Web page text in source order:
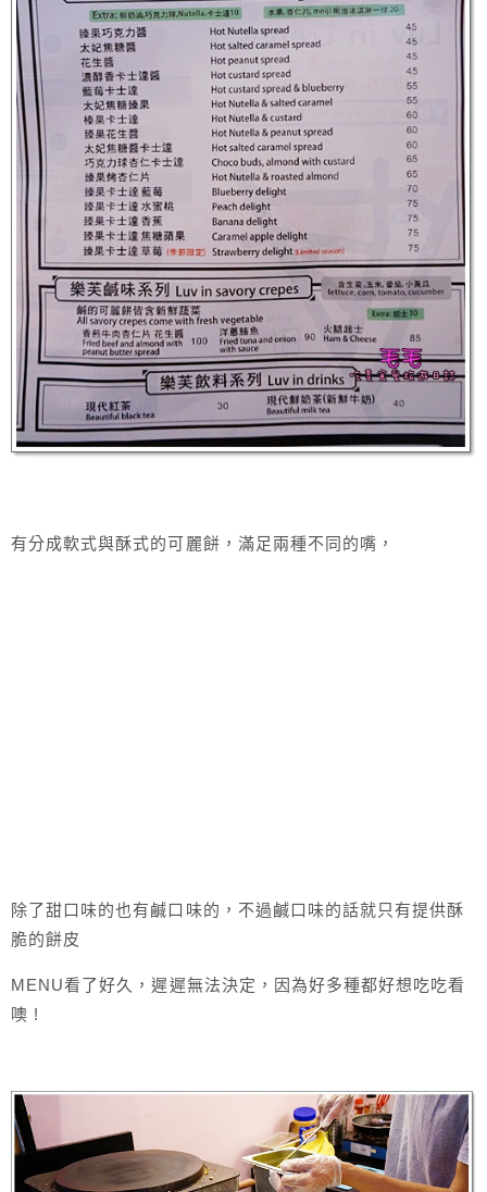
有分成軟式與酥式的可麗餅，滿足兩種不同的嘴，
除了甜口味的也有鹹口味的，不過鹹口味的話就只有提供酥
脆的餅皮
MENU看了好久，遲遲無法決定，因為好多種都好想吃吃看
噢 !